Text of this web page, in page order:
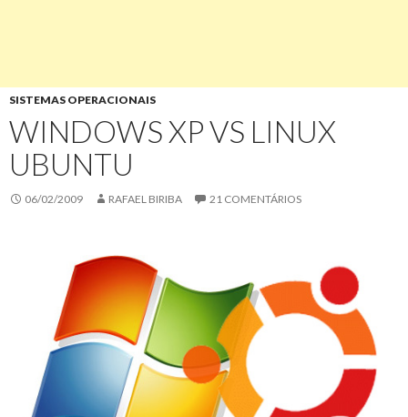
SISTEMAS OPERACIONAIS
WINDOWS XP VS LINUX
UBUNTU
06/02/2009 RAFAEL BIRIBA 21 COMENTÁRIOS